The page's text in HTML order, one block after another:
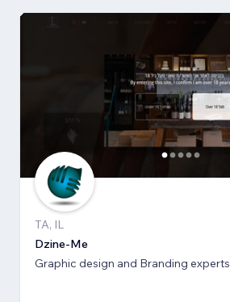
TA, IL
Dzine-Me
Graphic design and Branding experts